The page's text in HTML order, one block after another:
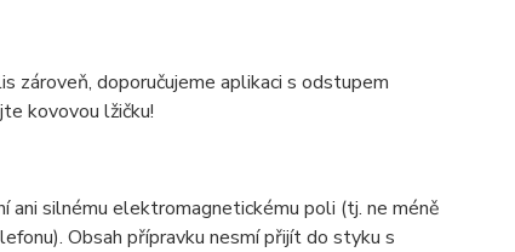
zároveň, doporučujeme aplikaci s odstupem
kovovou lžičku!
silnému elektromagnetickému poli (tj. ne méně
Obsah přípravku nesmí přijít do styku s